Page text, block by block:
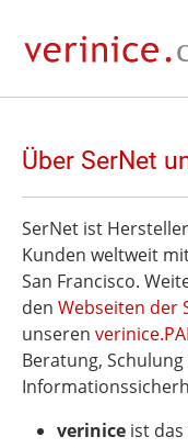
Über SerNet
SerNet ist
Kunden weltweit
San Francisco.
den Webseiten der
unseren
Beratung,
verinice ist